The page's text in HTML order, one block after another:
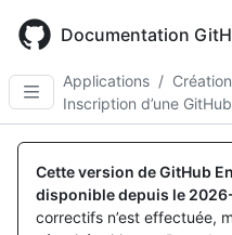
main
content
Documentation
Applications /
Inscription d’une
Cette version de GitHub
disponible depuis le
correctifs n’est effectuée,